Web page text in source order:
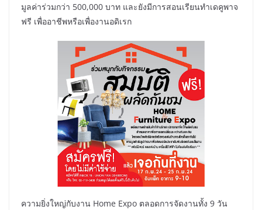
มูลค่าร่วมกว่า 500,000 บาท และยังมีการสอนเรียนทำเดคูพาจ
ฟรี เพื่ออาชีพหรือเพื่องานอดิเรก
ความยิ่งใหญ่กับงาน Home Expo ตลอดการจัดงานทั้ง 9 วัน